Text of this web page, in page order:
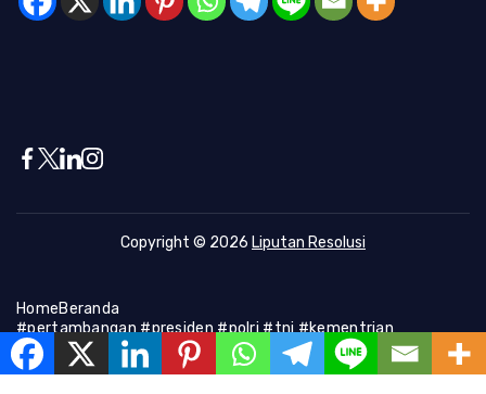
Copyright © 2026 Liputan Resolusi
HomeBeranda
#pertambangan #presiden #polri #tni #kementrian
#presiden #Kapolri #indonesia